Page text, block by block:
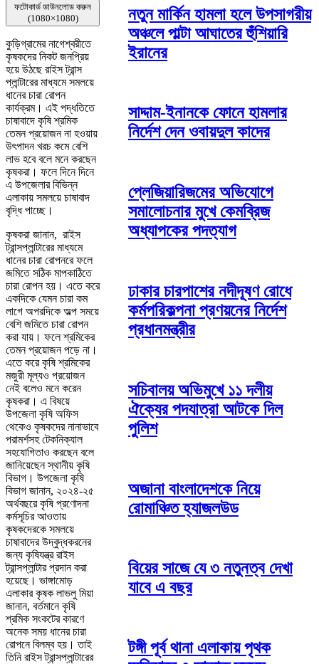
ফটোকার্ড ডাউনলোড করুন
(1080×1080)
কুড়িগ্রামের নাগেশ্বরীতে
কৃষকদের নিকট জনপ্রিয়
হয়ে উঠছে রাইস ট্রান্স
প্লান্টারের মাধ্যমে সমলয়ে
ধানের চারা রোপন
কার্যক্রম। এই পদ্ধতিতে
চাষাবাদে কৃষি শ্রমিক
তেমন প্রয়োজন না হওয়ায়
উৎপাদন খরচ কমে বেশি
লাভ হবে বলে মনে করছেন
কৃষকরা। ফলে দিনে দিনে
এ উপজেলার বিভিন্ন
এলাকায় সমলয়ে চাষাবাদ
বৃদ্ধি পাচ্ছে।
কৃষকরা জানান, রাইস
ট্রান্সপ্লান্টারের মাধ্যমে
ধানের চারা রোপনরে ফলে
জমিতে সঠিক মাপকাঠিতে
চারা রোপন হয়। এতে করে
একদিকে যেমন চারা কম
লাগে অপরদিকে অল্প সময়ে
বেশি জমিতে চারা রোপন
করা যায়। ফলে শ্রমিকের
তেমন প্রয়োজন পড়ে না।
এতে করে কৃষি শ্রমিকের
মজুরী মূল্যও প্রয়োজন
নেই বলেও মনে করেন
কৃষকরা। এ বিষয়ে
উপজেলা কৃষি অফিস
থেকেও কৃষকদের নানাভাবে
পরামর্শসহ টেকনিক্যাল
সহযোগিতাও করছেন বলে
জানিয়েছেন স্থানীয় কৃষি
বিভাগ। উপজেলা কৃষি
বিভাগ জানান, ২০২৪-২৫
অর্থবছরে কৃষি প্রণোদনা
কর্মসূচির আওতায়
কৃষকদেরকে সমলয়ে
চাষাবাদের উদ্বুদ্ধকরনের
জন্য কৃষিযন্ত্র রাইস
ট্রান্সপ্লান্টার প্রদান করা
হয়েছে। ভাঙ্গামোড়
এলাকার কৃষক লাভলু মিয়া
জানান, বর্তমানে কৃষি
শ্রমিক সংকটের কারণে
অনেক সময় ধানের চারা
রোপনে বিলম্ব হয়। তাই
তিনি রাইস ট্রান্সপ্লান্টারের
নতুন মার্কিন হামলা হলে উপসাগরীয়
অঞ্চলে পাল্টা আঘাতের হুঁশিয়ারি
ইরানের
সাদ্দাম-ইনানকে ফোনে হামলার
নির্দেশ দেন ওবায়দুল কাদের
প্লেজিয়ারিজমের অভিযোগে
সমালোচনার মুখে কেমব্রিজ
অধ্যাপকের পদত্যাগ
ঢাকার চারপাশের নদীদূষণ রোধে
কর্মপরিকল্পনা প্রণয়নের নির্দেশ
প্রধানমন্ত্রীর
সচিবালয় অভিমুখে ১১ দলীয়
ঐক্যের পদযাত্রা আটকে দিল
পুলিশ
অজানা বাংলাদেশকে নিয়ে
রোমাঞ্চিত হ্যাজলউড
বিয়ের সাজে যে ৩ নতুনত্ব দেখা
যাবে এ বছর
টঙ্গী পূর্ব থানা এলাকায় পৃথক